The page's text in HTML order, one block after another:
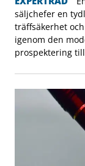
säljchefer en
träffsäkerhet
igenom den
prospektering